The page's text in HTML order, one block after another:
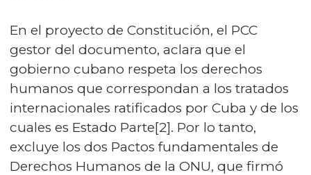
En el proyecto de Constitución, el PCC
gestor del documento, aclara que el
gobierno cubano respeta los derechos
humanos que correspondan a los tratados
internacionales ratificados por Cuba y de los
cuales es Estado Parte[2]. Por lo tanto,
excluye los dos Pactos fundamentales de
Derechos Humanos de la ONU, que firmó